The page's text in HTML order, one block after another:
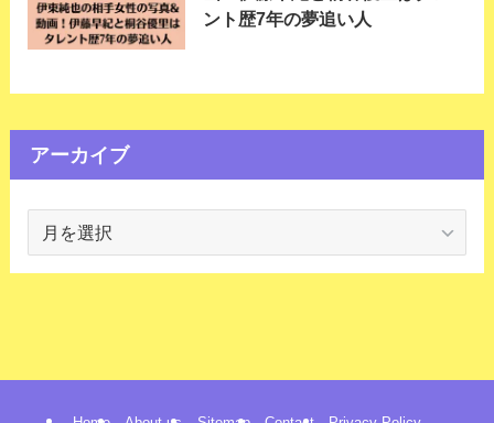
ント歴7年の夢追い人
アーカイブ
カ